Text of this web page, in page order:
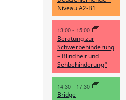
Niveau A2-B1
13:00- 15:00
Beratung zur
Schwerbehinderung
– Blindheit und
Sehbehinderung“
14:30- 17:30
Bridge